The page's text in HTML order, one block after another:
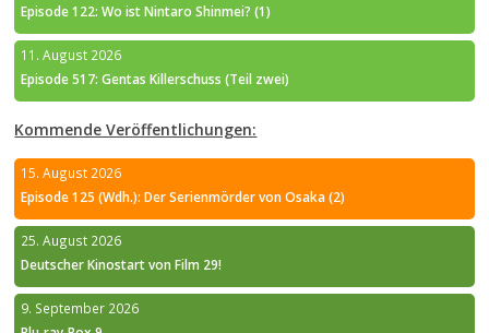
Episode 122: Wo ist Nintaro Shinmei? (1)
11. August 2026
Episode 517: Gentas Killerschuss (Teil zwei)
Kommende Veröffentlichungen:
15. August 2026
Episode 125 (Wdh.): Der Serienmörder von Osaka (2)
25. August 2026
Deutscher Kinostart von Film 29!
9. September 2026